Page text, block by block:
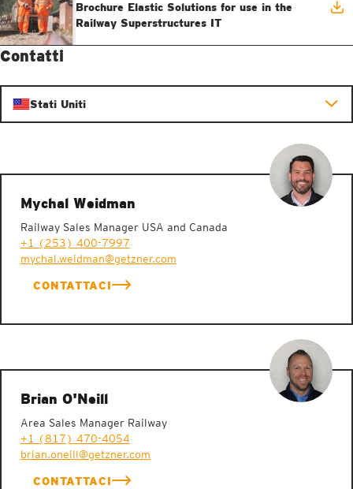
Brochure Elastic Solutions for use in the
Railway Superstructures IT
Contatti
Stati Uniti
Mychal Weidman
Railway Sales Manager USA and Canada
+1 (253) 400-7997
mychal.weidman@getzner.com
CONTATTACI
Brian O'Neill
Area Sales Manager Railway
+1 (817) 470-4054
brian.oneill@getzner.com
CONTATTACI